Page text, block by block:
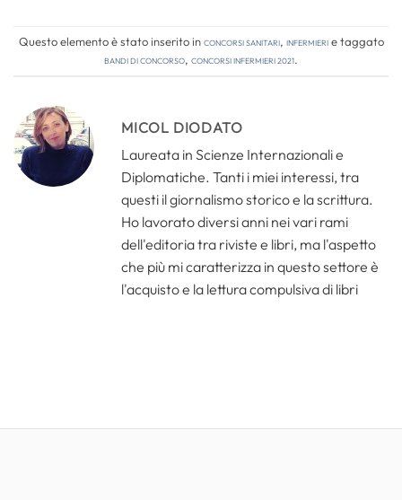
Questo elemento è stato inserito inConcorsi Sanitari, Infermierie taggato
bandi di concorso, concorsi infermieri 2021.
MICOL DIODATO
Laureata in Scienze Internazionali e
Diplomatiche. Tanti i miei interessi, tra
questi il giornalismo storico e la scrittura.
Ho lavorato diversi anni nei vari rami
dell'editoria tra riviste e libri, ma l'aspetto
che più mi caratterizza in questo settore è
l'acquisto e la lettura compulsiva di libri